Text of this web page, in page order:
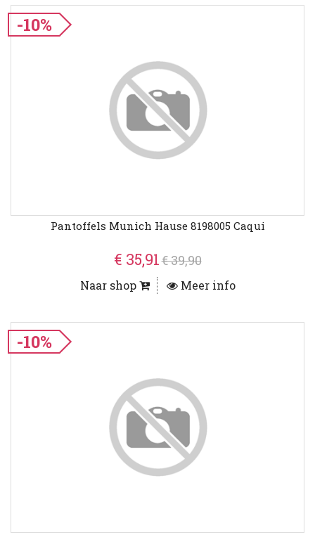
-10%
Pantoffels Munich Hause 8198005 Caqui
€ 35,91€ 39,90
Naar shop Meer info
-10%